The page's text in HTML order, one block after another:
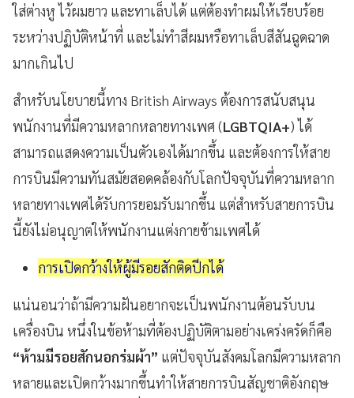
ใส่ต่างหู ไว้ผมยาว และทาเล็บได้ แต่ต้องทำผมให้เรียบร้อย
ระหว่างปฏิบัติหน้าที่ และไม่ทำสีผมหรือทาเล็บสีสันฉูดฉาด
มากเกินไป
สำหรับนโยบายนี้ทาง British Airways ต้องการสนับสนุน
พนักงานที่มีความหลากหลายทางเพศ (LGBTQIA+) ได้
สามารถแสดงความเป็นตัวเองได้มากขึ้น และต้องการให้สาย
การบินมีความทันสมัยสอดคล้องกับโลกปัจจุบันที่ความหลาก
หลายทางเพศได้รับการยอมรับมากขึ้น แต่สำหรับสายการบิน
นี้ยังไม่อนุญาตให้พนักงานแต่งกายข้ามเพศได้
การเปิดกว้างให้ผู้มีรอยสักติดปีกได้
แน่นอนว่าถ้ามีความฝันอยากจะเป็นพนักงานต้อนรับบน
เครื่องบิน หนึ่งในข้อห้ามที่ต้องปฏิบัติตามอย่างเคร่งครัดก็คือ
“ห้ามมีรอยสักนอกร่มผ้า” แต่ปัจจุบันสังคมโลกมีความหลาก
หลายและเปิดกว้างมากขึ้นทำให้สายการบินสัญชาติอังกฤษ